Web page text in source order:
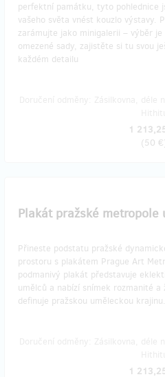
perfektní památku, tyto pohlednice
vašeho světa vnést kouzlo výstavy.
zarámujte jako minigalerii – výběr je
omezené sady, zajistěte si tu svou
každém detailu
1
(50 €
Plakát pražské metropole
Přineste podstatu pražské
prostoru s plakátem Prague Art
podmanivý plakát představuje
umělců a nabízí snímek rozmanité
definuje pražskou uměleckou krajinu.
1